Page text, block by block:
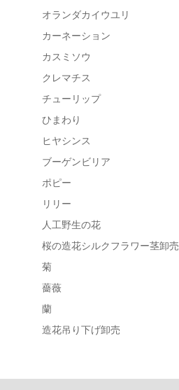
オランダカイウユリ
カーネーション
カスミソウ
クレマチス
チューリップ
ひまわり
ヒヤシンス
ブーゲンビリア
ポピー
リリー
人工野生の花
桜の造花シルクフラワー茎卸売
菊
薔薇
蘭
造花吊り下げ卸売